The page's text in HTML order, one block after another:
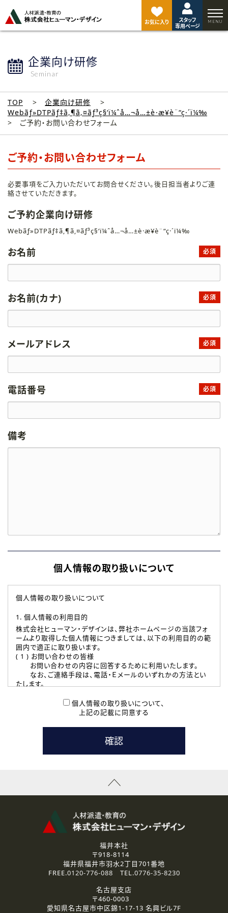
お気に入り
スタッフ
専用ページ
企業向け研修
Seminar
TOP
企業向け研修
Webãƒ»DTPãƒ‡ã‚¶ã‚¤ãƒ³ç§‘ï¼ˆå…¬å…±è·æ¥­è¨“ç·´ï¼‰
ご予約・お問い合わせフォーム
ご予約・お問い合わせフォーム
必要事項をご入力いただいてお問合せください。後日担当者よりご連
絡させていただきます。
ご予約企業向け研修
Webãƒ»DTPãƒ‡ã‚¶ã‚¤ãƒ³ç§‘ï¼ˆå…¬å…±è·æ¥­è¨“ç·´ï¼‰
お名前 必須
お名前(カナ) 必須
メールアドレス 必須
電話番号 必須
備考
個人情報の取り扱いについて
個人情報の取り扱いについて
1. 個人情報の利用目的
株式会社ヒューマン・デザインは、弊社ホームページの当該フォ
ームより取得した個人情報につきましては、以下の利用目的の範
囲内で適正に取り扱います。
( 1 ) お問い合わせの皆様
お問い合わせの内容に回答するために利用いたします。
なお、ご連絡手段は、電話・Ｅメールのいずれかの方法とい
たします。
本登録に関するご連絡および本登録時の参考情報として利
たします。
( 3 ) スタッフ派遣を検討されている企業の皆様
お問い合わせの内容に回答するために利用いたします。
なお、ご連絡手段は、電話・Ｅメールのいずれかの方法とい
資料送付、受講相談に関するご連絡のために利用いたしま
その他、お問い合わせの内容に回答するために利用いたし
なお、ご連絡手段は、電話・Ｅメールのいずれかの方法とい
2.個人情報の第三者提供
ご提供いただいた個人情報は、法令等の規定に従う場合を除き、
3.個人情報の取り扱いの委託
弊社の定める個人情報保護の評価基準を満たした委託先に、個
個人情報の取り扱いについて、
上記の記載に同意する
ジ
ト
福井本社
〒918-8114
福井県福井市羽水2丁目701番地
FREE.0120-776-088 TEL.0776-35-8230
名古屋支店
〒460-0003
愛知県名古屋市中区錦1-17-13 名興ビル7F